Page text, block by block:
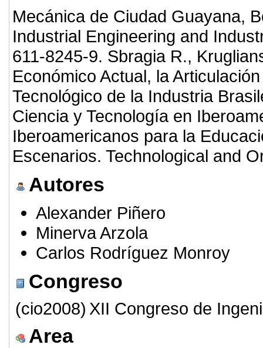
Mecánica de Ciudad Guayana,
Industrial Engineering and
611-8245-9. Sbragia R.,
Económico Actual, la
Tecnológico de la Industria
Ciencia y Tecnología en
Iberoamericanos para la
Escenarios. Technological and
Autores
Alexander Piñero
Minerva Arzola
Carlos Rodríguez Monroy
Congreso
(cio2008) XII Congreso de
Area